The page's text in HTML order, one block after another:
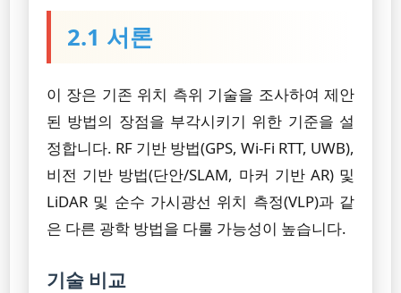
2.1 서론
이 장은 기존 위치 측위 기술을 조사하여 제안
된 방법의 장점을 부각시키기 위한 기준을 설
정합니다. RF 기반 방법(GPS, Wi-Fi RTT, UWB),
비전 기반 방법(단안/SLAM, 마커 기반 AR) 및
LiDAR 및 순수 가시광선 위치 측정(VLP)과 같
은 다른 광학 방법을 다룰 가능성이 높습니다.
기술 비교